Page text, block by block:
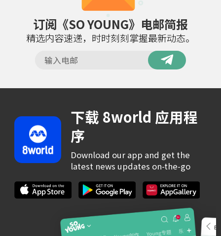
订阅《SO YOUNG》电邮简报
精选内容速递，时时刻刻掌握最新动态。
下载 8world 应用程
序
Download our app and get the
latest news updates on-the-go